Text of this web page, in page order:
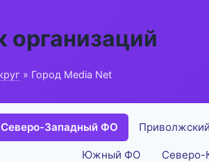
организаций
» Город Media Net
Северо-Западный ФО
Южный ФО Северо-